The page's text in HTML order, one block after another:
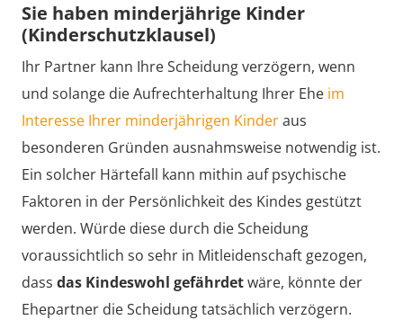
Sie haben minderjährige Kinder
(Kinderschutzklausel)
Ihr Partner kann Ihre Scheidung verzögern, wenn
und solange die Aufrechterhaltung Ihrer Ehe im
Interesse Ihrer minderjährigen Kinderaus
besonderen Gründen ausnahmsweise notwendig ist.
Ein solcher Härtefall kann mithin auf psychische
Faktoren in der Persönlichkeit des Kindes gestützt
werden. Würde diese durch die Scheidung
voraussichtlich so sehr in Mitleidenschaft gezogen,
dass das Kindeswohl gefährdetwäre, könnte der
Ehepartner die Scheidung tatsächlich verzögern.